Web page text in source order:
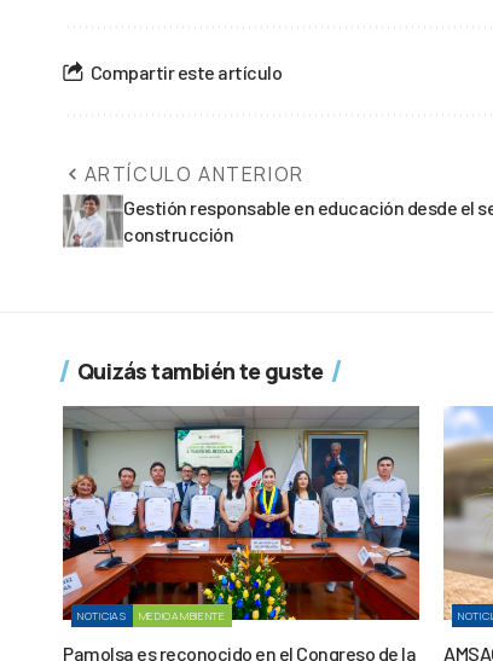
Compartir este artículo
ARTÍCULO ANTERIOR
Gestión responsable en educación desde el
construcción
Quizás también te guste
NOTICIAS MEDIOAMBIENTE
Pamolsa es reconocido en el Congreso de la